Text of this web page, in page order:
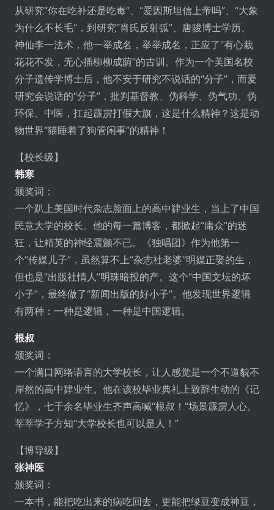
从研究“你在吃补还是吃毒”、“爱因斯坦信上帝吗”、“大象
为什么不长毛”，到研究“肖氏反射弧”、唐骏博士学历、
神仙李一法术，他一举成名，举举成名，正应了“有心栽
花花不发，无心插柳柳成荫”的古训。作为一个美国名校
分子遗传学博士后，他不安于研究不说话的“分子”，而爱
研究会说话的“分子”，批判基督教、伪科学、伪气功、伪
环保、中医，扛起霹雳打假大旗，这是什么精神？这是动
物世界“猫睡着了狗管闲事”的精神！
【校长级】
韩寒
颁奖词：
一个趴上美国时代杂志脸面上的高中肄业生，当上了中国
民意大学的校长。他的每一篇博客，都掀起“庸众”的迷
狂，让精英的神经震颤不已。《独唱团》作为他第一
个“传媒儿子”，虽然算不上“杂志社老婆”明媒正娶的生，
但也是“出版社情人”明珠暗投的产。这个“中国文坛的坏
小子”，最终做了“新闻出版的好小子”。他发现世界逻辑
有两种：一种是逻辑，一种是中国逻辑。
根叔
颁奖词：
一个满口网络语言的大学校长，让人感觉是一个不道貌不
岸然的高中肄业生。他在该校毕业典礼上致辞生动的《记
忆》，七千余名毕业生齐声高喊“根叔！”场景霹雳人心。
莘莘学子方知“大学校长也可以是人！”
【博导级】
张神医
颁奖词：
一本书，能把吃出来的病吃回去，更能把绿豆变成神豆，